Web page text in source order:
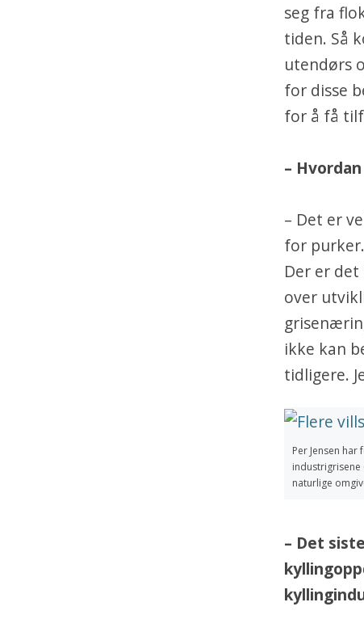
seg fra
tiden. Så
utendørs
for disse
for å få
–
– Det er
for
Der er
over
ikke kan
tidligere.
Per Jensen
naturlige
– Det